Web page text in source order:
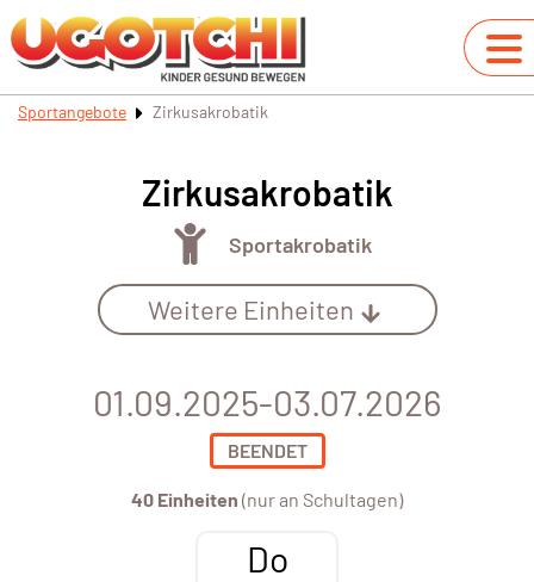
Sportangebote Zirkusakrobatik
Zirkusakrobatik
Sportakrobatik
Weitere Einheiten
01.09.2025-03.07.2026
BEENDET
40 Einheiten (nur an Schultagen)
Do